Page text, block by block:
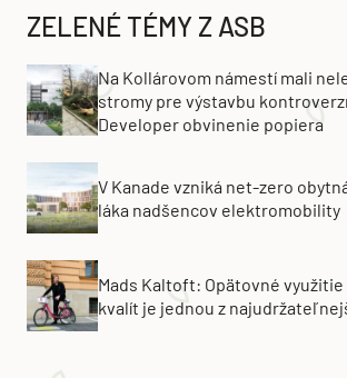
ZELENÉ TÉMY Z ASB
Na Kollárovom námestí mali
stromy pre výstavbu
Developer obvinenie popiera
V Kanade vzniká net-zero
láka nadšencov elektromobility
Mads Kaltoft: Opätovné
kvalít je jednou z